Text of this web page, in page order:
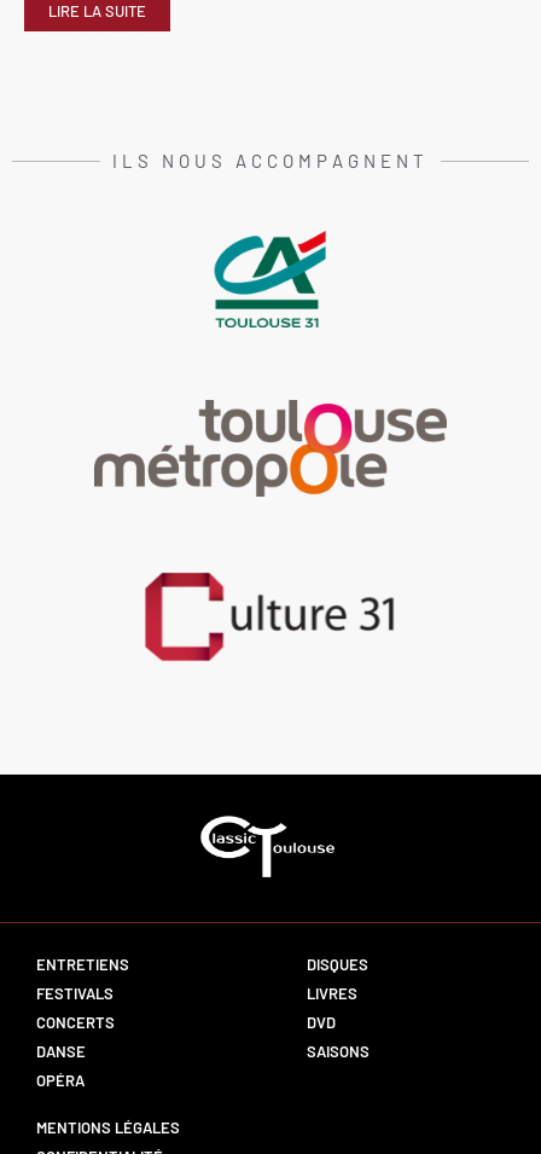
LIRE LA SUITE
ILS NOUS ACCOMPAGNENT
ENTRETIENS
FESTIVALS
CONCERTS
DANSE
OPÉRA
DISQUES
LIVRES
DVD
SAISONS
MENTIONS LÉGALES